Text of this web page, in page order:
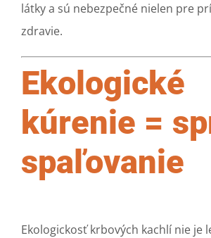
látky a sú nebezpečné nielen pre
zdravie.
Ekologické
kúrenie =
spaľovanie
Ekologickosť krbových kachlí nie je